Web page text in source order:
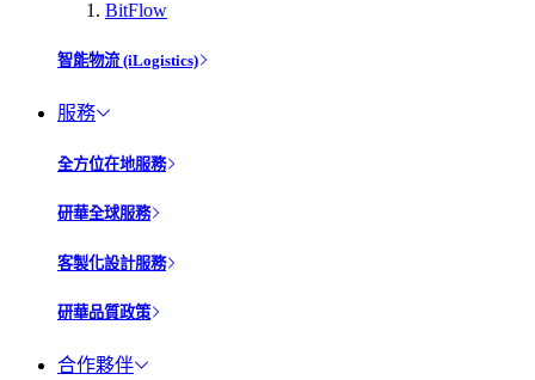
BitFlow
智能物流 (iLogistics)
服務
全方位在地服務
研華全球服務
客製化設計服務
研華品質政策
合作夥伴